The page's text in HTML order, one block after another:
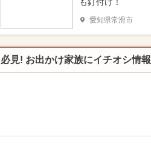
愛知県常滑市
必見! お出かけ家族にイチオシ情報